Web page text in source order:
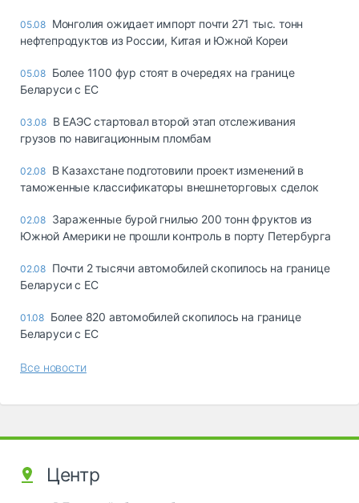
05.08 Монголия ожидает импорт почти 271 тыс. тонн
нефтепродуктов из России, Китая и Южной Кореи
05.08 Более 1100 фур стоят в очередях на границе
Беларуси с ЕС
03.08 В ЕАЭС стартовал второй этап отслеживания
грузов по навигационным пломбам
02.08 В Казахстане подготовили проект изменений в
таможенные классификаторы внешнеторговых сделок
02.08 Зараженные бурой гнилью 200 тонн фруктов из
Южной Америки не прошли контроль в порту Петербурга
02.08 Почти 2 тысячи автомобилей скопилось на границе
Беларуси с ЕС
01.08 Более 820 автомобилей скопилось на границе
Беларуси с ЕС
Все новости
Центр